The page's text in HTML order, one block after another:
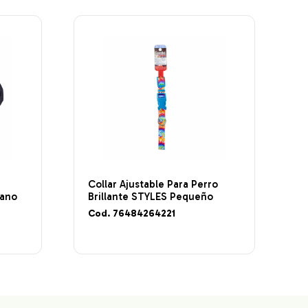
Collar Ajustable Para Perro
Brillante STYLES Pequeño
Cod. 76484264221